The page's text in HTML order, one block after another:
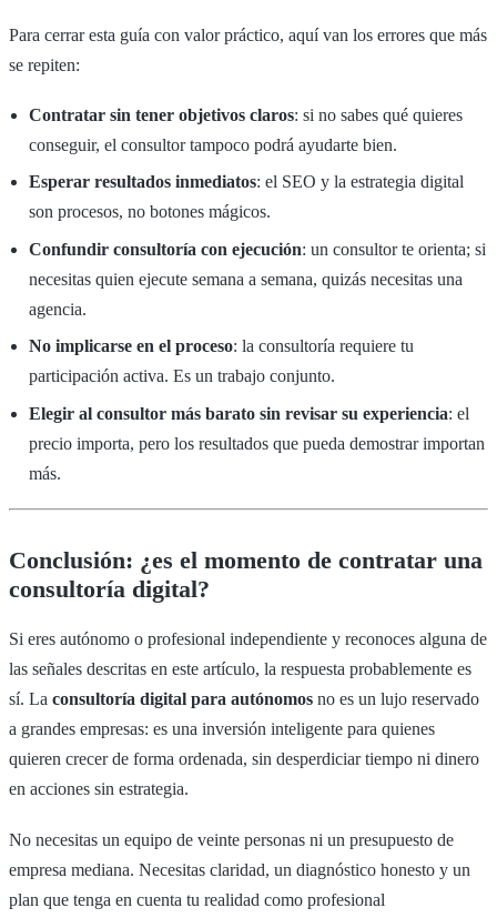
Para cerrar esta guía con valor práctico, aquí van los errores que más
se repiten:
Contratar sin tener objetivos claros: si no sabes qué quieres
conseguir, el consultor tampoco podrá ayudarte bien.
Esperar resultados inmediatos: el SEO y la estrategia digital
son procesos, no botones mágicos.
Confundir consultoría con ejecución: un consultor te orienta; si
necesitas quien ejecute semana a semana, quizás necesitas una
agencia.
No implicarse en el proceso: la consultoría requiere tu
participación activa. Es un trabajo conjunto.
Elegir al consultor más barato sin revisar su experiencia: el
precio importa, pero los resultados que pueda demostrar importan
más.
Conclusión: ¿es el momento de contratar una
consultoría digital?
Si eres autónomo o profesional independiente y reconoces alguna de
las señales descritas en este artículo, la respuesta probablemente es
sí. La consultoría digital para autónomos no es un lujo reservado
a grandes empresas: es una inversión inteligente para quienes
quieren crecer de forma ordenada, sin desperdiciar tiempo ni dinero
en acciones sin estrategia.
No necesitas un equipo de veinte personas ni un presupuesto de
empresa mediana. Necesitas claridad, un diagnóstico honesto y un
plan que tenga en cuenta tu realidad como profesional